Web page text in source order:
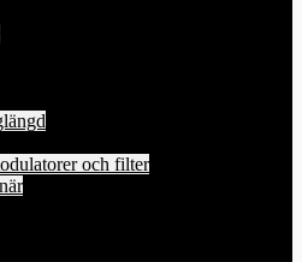
och filter